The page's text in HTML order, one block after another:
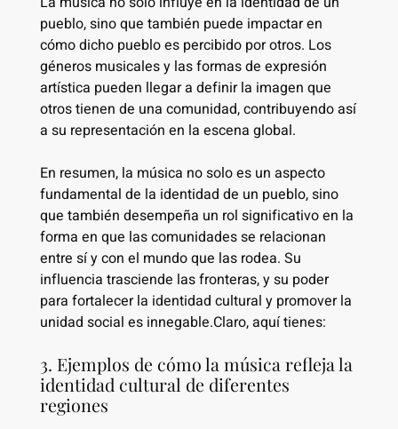
pueblo, sino que también puede impactar en
cómo dicho pueblo es percibido por otros. Los
géneros musicales y las formas de expresión
artística pueden llegar a definir la imagen que
otros tienen de una comunidad, contribuyendo así
a su representación en la escena global.
En resumen, la música no solo es un aspecto
fundamental de la identidad de un pueblo, sino
que también desempeña un rol significativo en la
forma en que las comunidades se relacionan
entre sí y con el mundo que las rodea. Su
influencia trasciende las fronteras, y su poder
para fortalecer la identidad cultural y promover la
unidad social es innegable.Claro, aquí tienes:
3. Ejemplos de cómo la música refleja la
identidad cultural de diferentes
regiones